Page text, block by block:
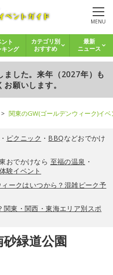
MENU
ト
キング
カテゴリ別
おすすめ
最新
ニュース
した。来年（2027年）も
願いします。
関東のGW(ゴールデンウィーク)イ
・ ピクニック ・ BBQなどおでかけ
おでかけなら 至福の温泉 ・
験イベント
ークはいつから？混雑ピーク予
関東・関西・東海エリア別スポ
緑道公園